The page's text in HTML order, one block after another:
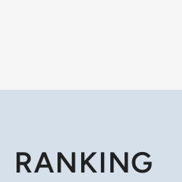
RANKING